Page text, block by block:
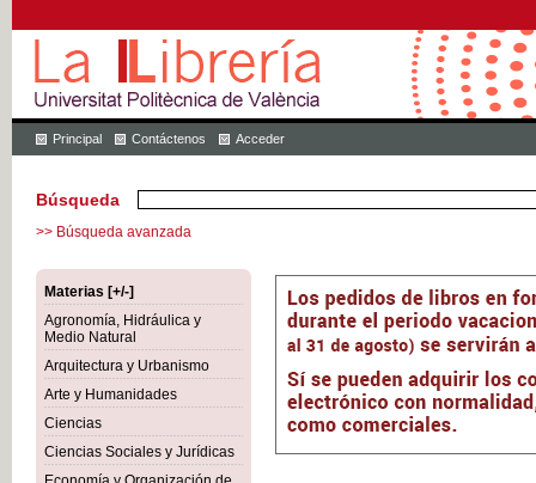
Principal Contáctenos Acceder
Búsqueda
>> Búsqueda avanzada
Materias [+/-]
Agronomía, Hidráulica y
Medio Natural
Arquitectura y Urbanismo
Arte y Humanidades
Ciencias
Ciencias Sociales y Jurídicas